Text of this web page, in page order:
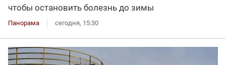
чтобы остановить болезнь до зимы
Панорама сегодня, 15:30